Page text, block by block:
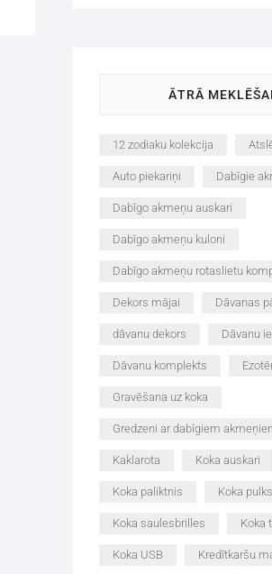
ĀTRĀ
12 zodiaku kolekcija
Auto piekariņi Dabīgie
Dabīgo akmeņu auskari
Dabīgo akmeņu kuloni
Dabīgo akmeņu rotaslietu
Dekors mājai Dāvanas
dāvanu dekors Dāvanu
Dāvanu komplekts
Gravēšana uz koka
Gredzeni ar dabīgiem
Kaklarota Koka auskari
Koka paliktnis Koka
Koka saulesbrilles Koka
Koka USB Kredītkaršu